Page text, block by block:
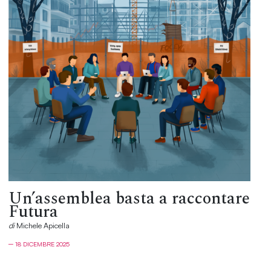
Un’assemblea basta a raccontare
Futura
diMichele Apicella
─ 18 DICEMBRE 2025